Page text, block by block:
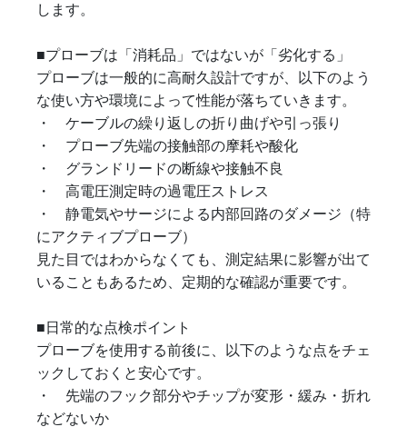
します。
■プローブは「消耗品」ではないが「劣化する」
プローブは一般的に高耐久設計ですが、以下のよう
な使い方や環境によって性能が落ちていきます。
・ ケーブルの繰り返しの折り曲げや引っ張り
・ プローブ先端の接触部の摩耗や酸化
・ グランドリードの断線や接触不良
・ 高電圧測定時の過電圧ストレス
・ 静電気やサージによる内部回路のダメージ（特
にアクティブプローブ）
見た目ではわからなくても、測定結果に影響が出て
いることもあるため、定期的な確認が重要です。
■日常的な点検ポイント
プローブを使用する前後に、以下のような点をチェ
ックしておくと安心です。
・ 先端のフック部分やチップが変形・緩み・折れ
などないか